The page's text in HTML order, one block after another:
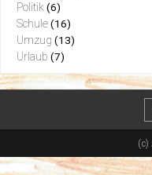
Politik (6)
Schule (16)
Umzug (13)
Urlaub (7)
(c)